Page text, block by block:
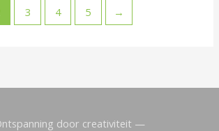
3 4 5 →
door creativiteit —